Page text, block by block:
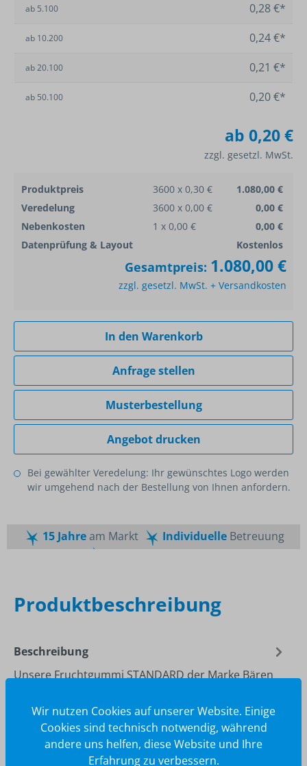
ab 5.100 0,28 €*
ab 10.200 0,24 €*
ab20.100 0,21 €*
ab 50.100 0,20 €*
ab 0,20 €
zzgl. gesetzl. MwSt.
Produktpreis 3600 x 0,30 €
1.080,00 €
Veredelung
3600 x 0,00 €
0,00 €
Nebenkosten
1 x 0,00 €
0,00 €
Datenprüfung & Layout
Kostenlos
Gesamtpreis: 1.080,00 €
zzgl. gesetzl. MwSt. + Versandkosten
In den Warenkorb
Anfrage stellen
Musterbestellung
Angebot drucken
Bei gewählter Veredelung: Ihr gewünschtes Logo werden
wir umgehend nach der Bestellung von Ihnen anfordern.
15 Jahream Markt IndividuelleBetreuung
Produktbeschreibung
Beschreibung
Unsere Fruchtgummi STANDARD der Marke Bären
Naschwerk mit 10 % Fruchtgehalt u…Mehr
Wir nutzen Cookies auf unserer Website. Einige
Cookies sind technisch notwendig, während
andere uns helfen, diese Website und Ihre
Erfahrung zu verbessern.